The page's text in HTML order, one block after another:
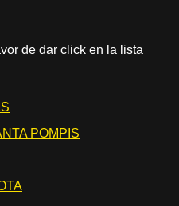
de dar click en la lista
POMPIS